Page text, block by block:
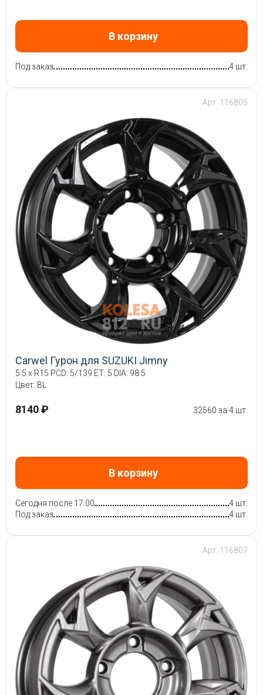
В корзину
Под заказ 4 шт.
Арт: 116805
Carwel Гурон для SUZUKI Jimny
5.5 x R15 PCD: 5/139 ET: 5 DIA: 98.5
Цвет: BL
8140 ₽ 32560 за 4 шт.
В корзину
Сегодня после 17:00
4 шт.
Под заказ
4 шт.
Арт: 116807